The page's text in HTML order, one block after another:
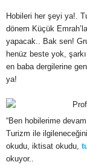
Hobileri her şeyi ya!.
dönem Küçük
yapacak.. Bak sen!
henüz beste yok,
en baba dergilerine
ya!
“Ben hobilerime
Turizm ile
okudu, iktisat okudu,
okuyor..